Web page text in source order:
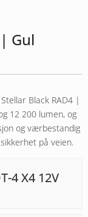
Gul
Black RAD4 |
12 200 lumen, og
og værbestandig
på veien.
4 X4 12V